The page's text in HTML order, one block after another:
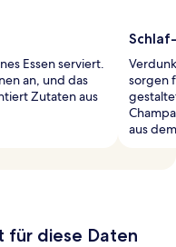
Essen serviert.
an, und das
Zutaten aus
sorgen
aus
für diese Daten